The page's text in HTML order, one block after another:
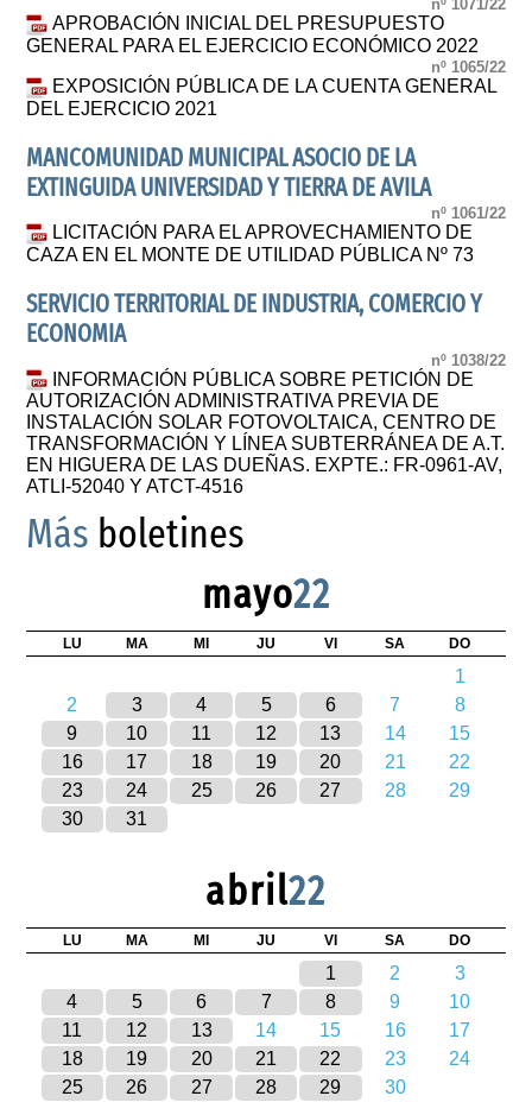
nº 1071/22
APROBACIÓN INICIAL DEL PRESUPUESTO
GENERAL PARA EL EJERCICIO ECONÓMICO 2022
nº 1065/22
EXPOSICIÓN PÚBLICA DE LA CUENTA GENERAL
DEL EJERCICIO 2021
MANCOMUNIDAD MUNICIPAL ASOCIO DE LA
EXTINGUIDA UNIVERSIDAD Y TIERRA DE AVILA
nº 1061/22
LICITACIÓN PARA EL APROVECHAMIENTO DE
CAZA EN EL MONTE DE UTILIDAD PÚBLICA Nº 73
SERVICIO TERRITORIAL DE INDUSTRIA, COMERCIO Y
ECONOMIA
nº 1038/22
INFORMACIÓN PÚBLICA SOBRE PETICIÓN DE
AUTORIZACIÓN ADMINISTRATIVA PREVIA DE
INSTALACIÓN SOLAR FOTOVOLTAICA, CENTRO DE
TRANSFORMACIÓN Y LÍNEA SUBTERRÁNEA DE A.T.
EN HIGUERA DE LAS DUEÑAS. EXPTE.: FR-0961-AV,
ATLI-52040 Y ATCT-4516
Más boletines
mayo22
LU MA MI JU VI SA DO
1
2
3 4 5 6 7
8
9
10 11 12 13 14
15
16
17 18 19 20 21
22
23
24 25 26 27 28
29
30
31
abril22
LU MA MI JU VI SA DO
1 2
3
4
5 6 7 8 9
10
11
12 13 14 15 16
17
18
19 20 21 22 23
24
25
26 27 28 29 30